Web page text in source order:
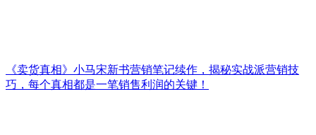
《卖货真相》小马宋新书营销笔记续作，揭秘实战派营销技
巧，每个真相都是一笔销售利润的关键！